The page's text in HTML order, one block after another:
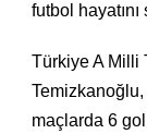
futbol hayatını
Türkiye A Milli
maçlarda 6 gol